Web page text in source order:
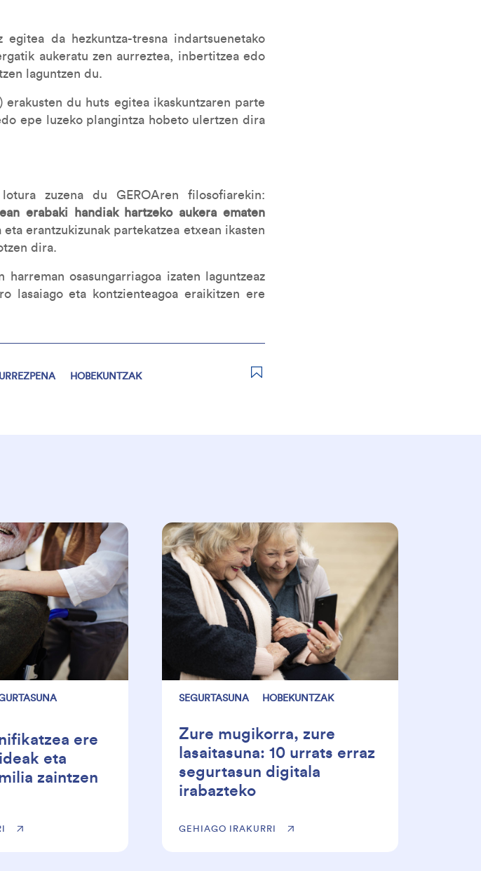
da hezkuntza-tresna indartsuenetako
aukeratu zen aurreztea, inbertitzea edo
laguntzen du.
du huts egitea ikaskuntzaren parte
epe luzeko plangintza hobeto ulertzen dira
zuzena du GEROAren filosofiarekin:
erabaki handiak hartzeko aukera ematen
erantzukizunak partekatzea etxean ikasten
dira.
harreman osasungarriagoa izaten laguntzeaz
lasaiago eta kontzienteagoa eraikitzen ere
HOBEKUNTZAK
ere
eta
zaintzen
SEGURTASUNA HOBEKUNTZAK
Zure mugikorra, zure
lasaitasuna: 10 urrats erraz
segurtasun digitala
irabazteko
GEHIAGO IRAKURRI